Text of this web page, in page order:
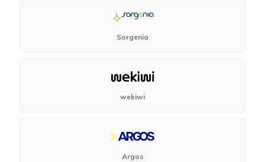
Sorgenia
wekiwi
Argos